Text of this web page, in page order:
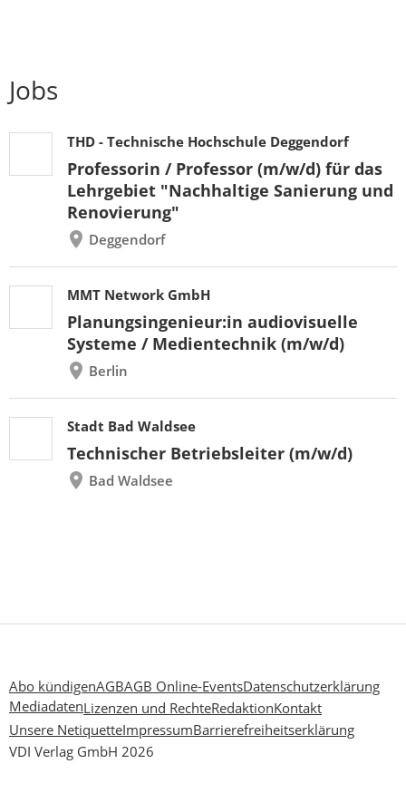
Jobs
THD - Technische Hochschule Deggendorf
Professorin / Professor (m/w/d) für das
Lehrgebiet "Nachhaltige Sanierung und
Renovierung"
Deggendorf
MMT Network GmbH
Planungsingenieur:in audiovisuelle
Systeme / Medientechnik (m/w/d)
Berlin
Stadt Bad Waldsee
Technischer Betriebsleiter (m/w/d)
Bad Waldsee
Abo kündigenAGBAGB Online-EventsDatenschutzerklärung
MediadatenLizenzen und RechteRedaktionKontakt
Unsere NetiquetteImpressumBarrierefreiheitserklärung
VDI Verlag GmbH 2026